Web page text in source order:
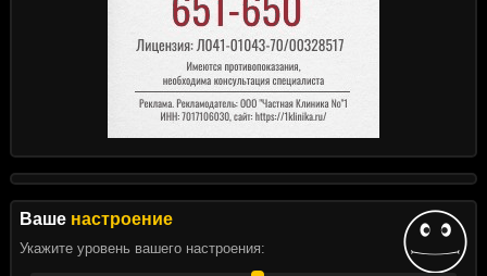
Ваше настроение
Укажите уровень вашего настроения: